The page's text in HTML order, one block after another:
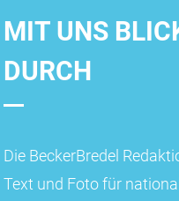
MIT UNS
DURCH
Die BeckerBredel
Text und Foto für